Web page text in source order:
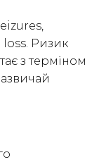
Ризик
з терміном